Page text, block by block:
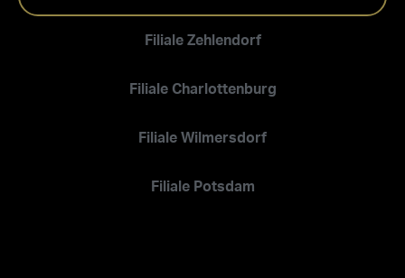
Filiale Zehlendorf
Filiale Charlottenburg
Filiale Wilmersdorf
Filiale Potsdam